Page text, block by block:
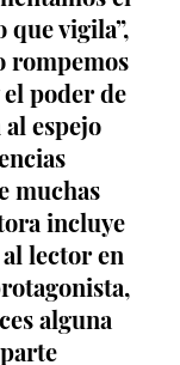
que vigila”,
rompemos
poder de
espejo
muchas
incluye
lector en
alguna